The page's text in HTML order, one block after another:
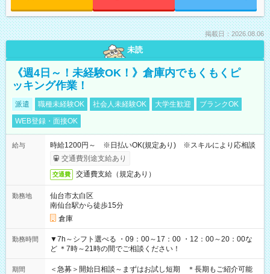
掲載日：2026.08.06
未読
《週4日～！未経験OK！》倉庫内でもくもくピ
ッキング作業！
派遣 職種未経験OK 社会人未経験OK 大学生歓迎
ブランクOK
WEB登録・面接OK
給与
時給1200円～ ※日払いOK(規定あり) ※スキルにより応相談
交通費別途支給あり
交通費 交通費支給（規定あり）
勤務地
仙台市太白区
南仙台駅から徒歩15分
倉庫
勤務時間
▼7h～シフト選べる ・09：00～17：00 ・12：00～20：00な
ど ＊7時～21時の間でご相談ください！
期間
＜急募＞開始日相談～まずはお試し短期 ＊長期もご紹介可能